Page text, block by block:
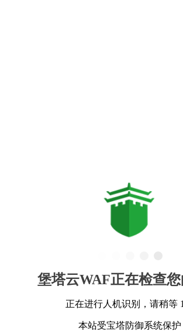
堡塔云WAF正在检查您
正在进行人机识别，请稍等
本站受宝塔防御系统保护